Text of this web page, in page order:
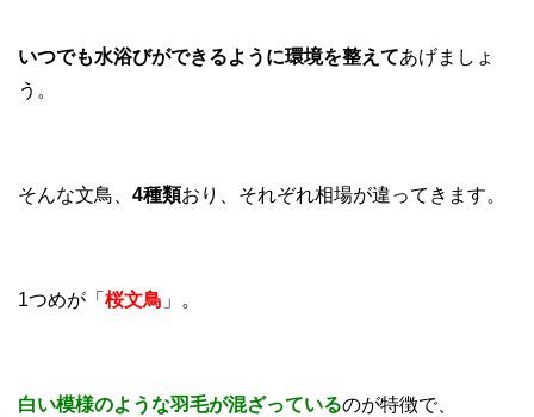
いつでも水浴びができるように環境を整えてあげましょ
う。
そんな文鳥、 4種類おり、それぞれ相場が違ってきます。
1つめが「 桜文鳥 」。
白い模様のような羽毛が混ざっているのが特徴で、